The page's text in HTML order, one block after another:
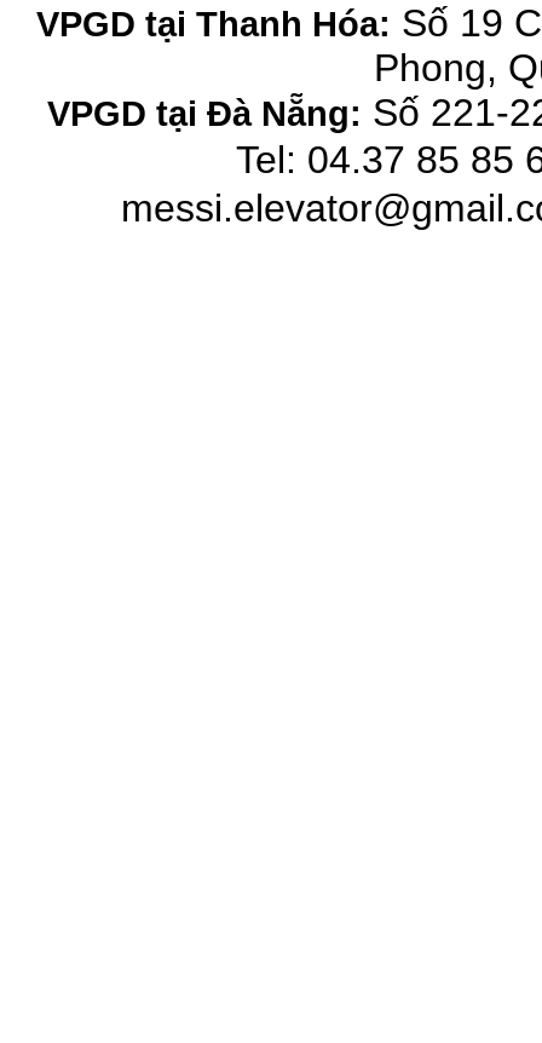
VPGD tại Thanh Hóa: Số 19
Phong,
VPGD tại Đà Nẵng: Số 221-
Tel: 04.37 85 85